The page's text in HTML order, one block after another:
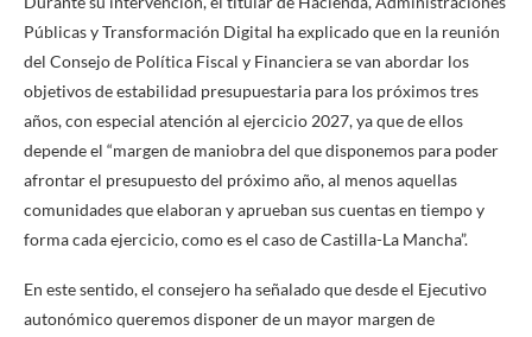
Públicas y Transformación Digital ha explicado que en la reunión
del Consejo de Política Fiscal y Financiera se van abordar los
objetivos de estabilidad presupuestaria para los próximos tres
años, con especial atención al ejercicio 2027, ya que de ellos
depende el “margen de maniobra del que disponemos para poder
afrontar el presupuesto del próximo año, al menos aquellas
comunidades que elaboran y aprueban sus cuentas en tiempo y
forma cada ejercicio, como es el caso de Castilla-La Mancha”.
En este sentido, el consejero ha señalado que desde el Ejecutivo
autonómico queremos disponer de un mayor margen de